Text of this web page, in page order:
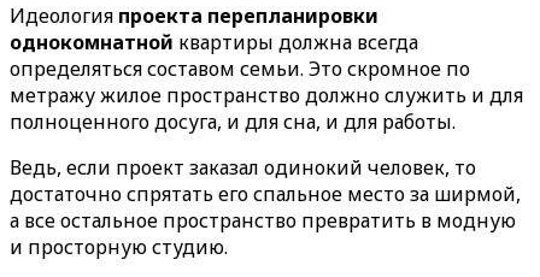
Идеология проекта перепланировки
однокомнатной квартиры должна всегда
определяться составом семьи. Это скромное по
метражу жилое пространство должно служить и для
полноценного досуга, и для сна, и для работы.
Ведь, если проект заказал одинокий человек, то
достаточно спрятать его спальное место за ширмой,
а все остальное пространство превратить в модную
и просторную студию.